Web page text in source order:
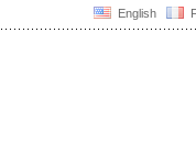
English